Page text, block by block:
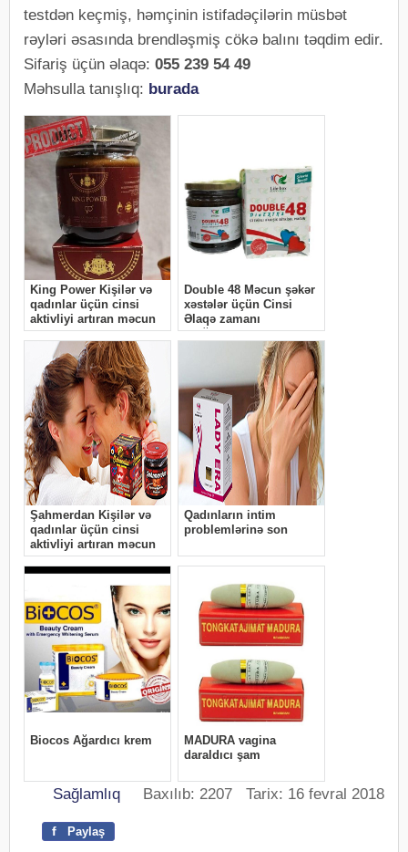
testdən keçmiş, həmçinin istifadəçilərin müsbət
rəyləri əsasında brendləşmiş cökə balını təqdim edir.
Sifariş üçün əlaqə: 055 239 54 49
Məhsulla tanışlıq: burada
Sağlamlıq Baxılıb: 2207 Tarix: 16 fevral 2018
f Paylaş